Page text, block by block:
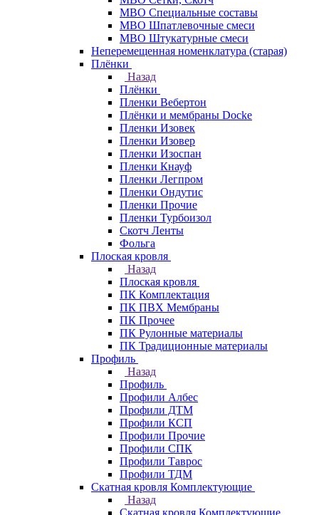
МВО Специальные составы
МВО Шпатлевочные смеси
МВО Штукатурные смеси
Неперемещенная номенклатура (старая)
Плёнки
Назад
Плёнки
Пленки Вебертон
Плёнки и мембраны Docke
Пленки Изовек
Пленки Изовер
Пленки Изоспан
Пленки Кнауф
Пленки Легпром
Пленки Ондутис
Пленки Прочие
Пленки Турбоизол
Скотч Ленты
Фольга
Плоская кровля
Назад
Плоская кровля
ПК Комплектация
ПК ПВХ Мембраны
ПК Прочее
ПК Рулонные материалы
ПК Традиционные материалы
Профиль
Назад
Профиль
Профили Албес
Профили ДТМ
Профили КСП
Профили Прочие
Профили СПК
Профили Таврос
Профили ТДМ
Скатная кровля Комплектующие
Назад
Скатная кровля Комплектующие